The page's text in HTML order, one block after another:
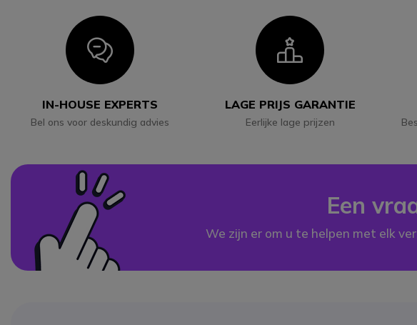
Icon
IN-HOUSE EXPERTS
Bel ons voor deskundig advies
Icon
LAGE PRIJS GARANTIE
Eerlijke lage prijzen
Een
We zijn er om u te helpen met elk